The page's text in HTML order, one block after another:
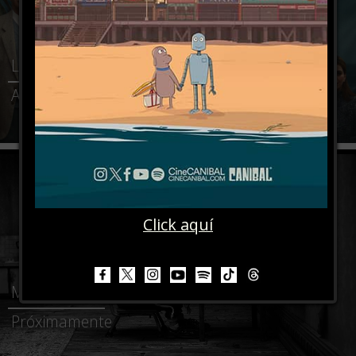
Click aquí
LO QUE QUEDA DE TÍ
Agosto 27
MARY & MAX
Próximamente